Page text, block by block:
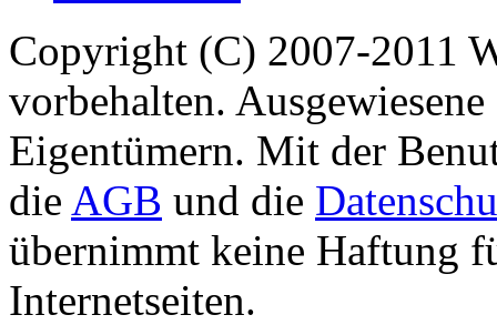
Copyright (C) 2007-2011
vorbehalten.
Eigentümern. Mit der
die AGB und die
übernimmt keine Haftung
Internetseiten.